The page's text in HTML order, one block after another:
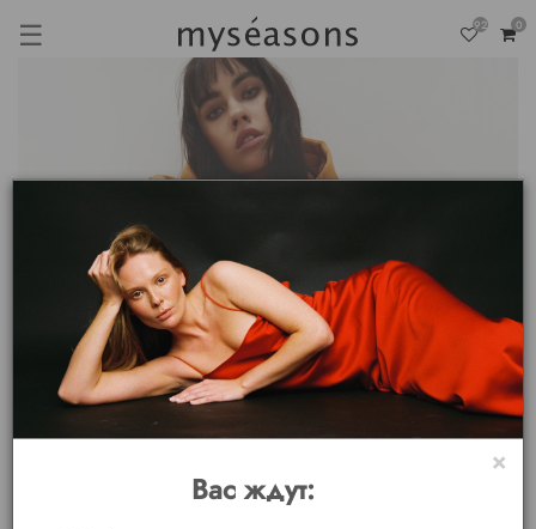
☰ 92 0
×
Вас ждут: